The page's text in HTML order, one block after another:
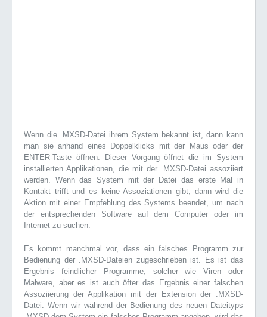
Wenn die .MXSD-Datei ihrem System bekannt ist, dann kann
man sie anhand eines Doppelklicks mit der Maus oder der
ENTER-Taste öffnen. Dieser Vorgang öffnet die im System
installierten Applikationen, die mit der .MXSD-Datei assoziiert
werden. Wenn das System mit der Datei das erste Mal in
Kontakt trifft und es keine Assoziationen gibt, dann wird die
Aktion mit einer Empfehlung des Systems beendet, um nach
der entsprechenden Software auf dem Computer oder im
Internet zu suchen.
Es kommt manchmal vor, dass ein falsches Programm zur
Bedienung der .MXSD-Dateien zugeschrieben ist. Es ist das
Ergebnis feindlicher Programme, solcher wie Viren oder
Malware, aber es ist auch öfter das Ergebnis einer falschen
Assoziierung der Applikation mit der Extension der .MXSD-
Datei. Wenn wir während der Bedienung des neuen Dateityps